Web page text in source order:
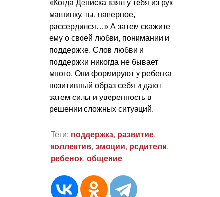
«Когда Дениска взял у тебя из рук
машинку, ты, наверное,
рассердился…» А затем скажите
ему о своей любви, понимании и
поддержке. Слов любви и
поддержки никогда не бывает
много. Они формируют у ребенка
позитивный образ себя и дают
затем силы и уверенность в
решении сложных ситуаций.
Теги: поддержка, развитие,
коллектив, эмоции, родители,
ребенок, общение